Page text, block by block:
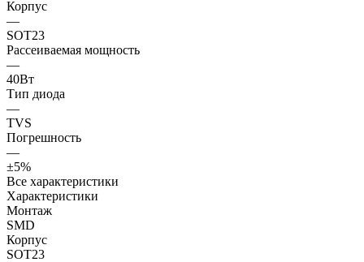
Корпус
—
SOT23
Рассеиваемая мощность
—
40Вт
Тип диода
—
TVS
Погрешность
—
±5%
Все характеристики
Характеристики
Монтаж
SMD
Корпус
SOT23